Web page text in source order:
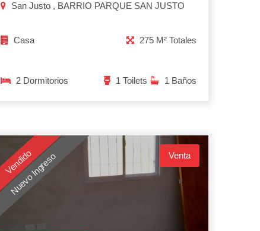
San Justo , BARRIO PARQUE SAN JUSTO
Casa 275 M² Totales
2 Dormitorios 1 Baños
1 Toilets
Vendido
Nuevo Ingreso Venta